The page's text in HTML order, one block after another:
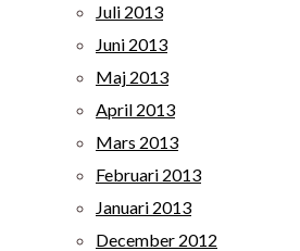
Juli 2013
Juni 2013
Maj 2013
April 2013
Mars 2013
Februari 2013
Januari 2013
December 2012